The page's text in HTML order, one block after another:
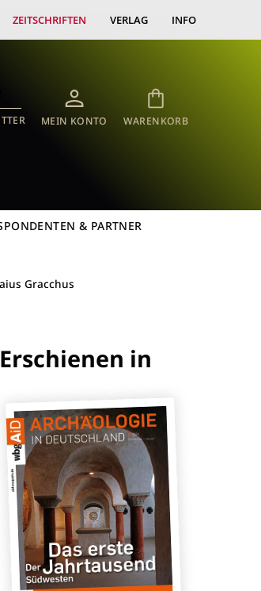
ZEITSCHRIFTEN VERLAG INFO
MEIN KONTO WARENKORB
& PARTNER
Gracchus
Erschienen in